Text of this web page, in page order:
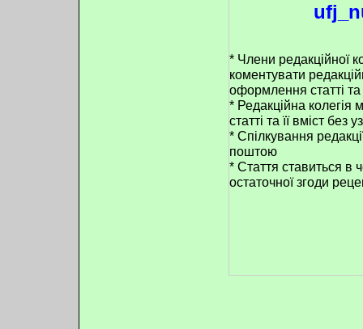
* Члени редакційної
коментувати
оформлення статті
* Редакційна колегія
статті та її вміст
* Спілкування
поштою
* Стаття ставиться в
остаточної згоди